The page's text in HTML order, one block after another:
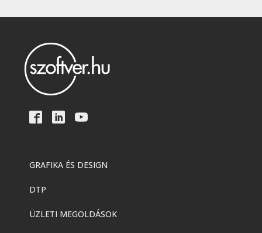
GRAFIKA ÉS DESIGN
DTP
ÜZLETI MEGOLDÁSOK